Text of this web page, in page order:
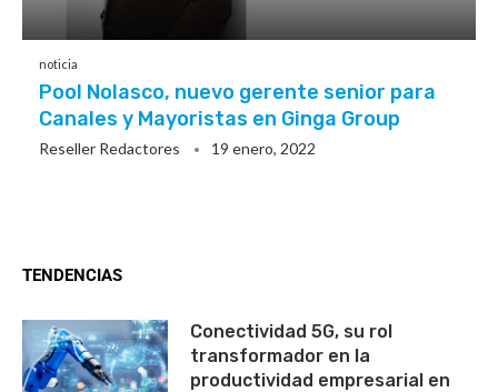
noticia
Pool Nolasco, nuevo gerente senior para
Canales y Mayoristas en Ginga Group
Reseller Redactores 19 enero, 2022
TENDENCIAS
Conectividad 5G, su rol
transformador en la
productividad empresarial en